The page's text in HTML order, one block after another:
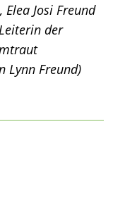
Elea Josi Freund
der
Lynn Freund)